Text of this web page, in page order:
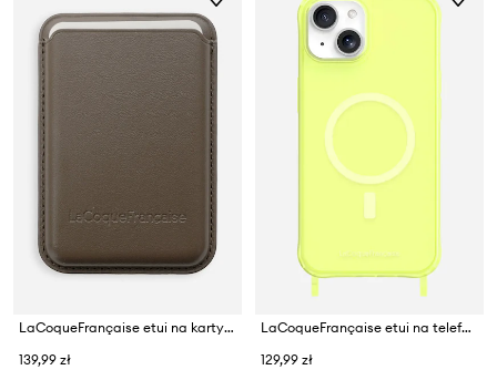
LaCoqueFrançaise etui na karty ze skóry ekologicznej Mag Safe
139,99 zł
LaCoqueFrançaise etui na telefon iPhone 15
129,99 zł